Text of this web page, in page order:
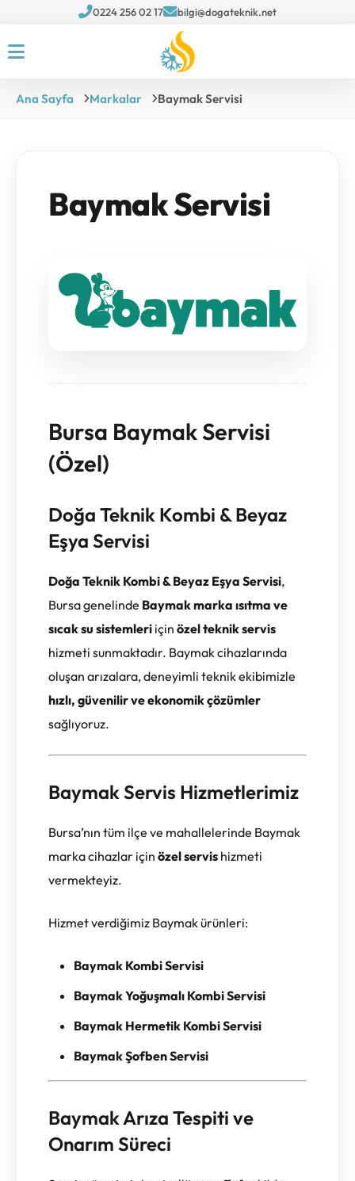
0224 256 02 17 bilgi@dogateknik.net
Ana Sayfa Markalar Baymak Servisi
Baymak Servisi
Bursa Baymak Servisi
(Özel)
Doğa Teknik Kombi & Beyaz
Eşya Servisi
Doğa Teknik Kombi & Beyaz Eşya Servisi,
Bursa genelinde Baymak marka ısıtma ve
sıcak su sistemleri için özel teknik servis
hizmeti sunmaktadır. Baymak cihazlarında
oluşan arızalara, deneyimli teknik ekibimizle
hızlı, güvenilir ve ekonomik çözümler
sağlıyoruz.
Baymak Servis Hizmetlerimiz
Bursa’nın tüm ilçe ve mahallelerinde Baymak
marka cihazlar için özel servis hizmeti
vermekteyiz.
Hizmet verdiğimiz Baymak ürünleri:
Baymak Kombi Servisi
Baymak Yoğuşmalı Kombi Servisi
Baymak Hermetik Kombi Servisi
Baymak Şofben Servisi
Baymak Arıza Tespiti ve
Onarım Süreci